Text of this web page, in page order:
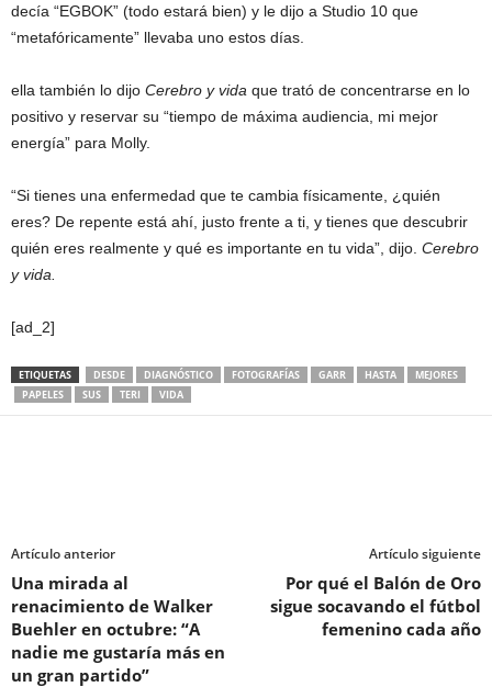
decía “EGBOK” (todo estará bien) y le dijo a Studio 10 que
“metafóricamente” llevaba uno estos días.
ella también lo dijo Cerebro y vida que trató de concentrarse en lo
positivo y reservar su “tiempo de máxima audiencia, mi mejor
energía” para Molly.
“Si tienes una enfermedad que te cambia físicamente, ¿quién
eres? De repente está ahí, justo frente a ti, y tienes que descubrir
quién eres realmente y qué es importante en tu vida”, dijo. Cerebro
y vida.
[ad_2]
ETIQUETAS DESDE DIAGNÓSTICO FOTOGRAFÍAS GARR HASTA
MEJORES
PAPELES
SUS TERI VIDA
Artículo anterior
Una mirada al
renacimiento de Walker
Buehler en octubre: “A
nadie me gustaría más en
un gran partido”
Artículo siguiente
Por qué el Balón de Oro
sigue socavando el fútbol
femenino cada año